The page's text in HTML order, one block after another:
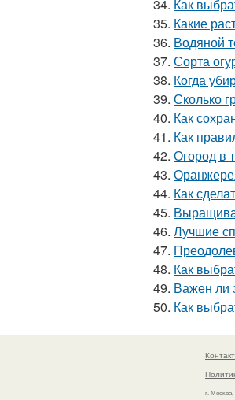
34. Как
35. Какие
36. Водяной
37. Сорта
38. Когда
39. Сколько
40. Как
41. Как
42. Огород в
43.
44. Как
45.
46. Лучшие
47.
48. Как
49. Важен ли
50. Как
г.